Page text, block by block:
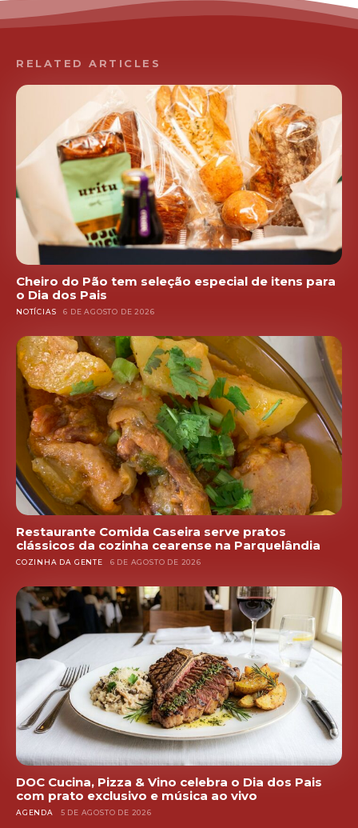
RELATED ARTICLES
Cheiro do Pão tem seleção especial de itens para
o Dia dos Pais
NOTÍCIAS 6 DE AGOSTO DE 2026
Restaurante Comida Caseira serve pratos
clássicos da cozinha cearense na Parquelândia
COZINHA DA GENTE 6 DE AGOSTO DE 2026
DOC Cucina, Pizza & Vino celebra o Dia dos Pais
com prato exclusivo e música ao vivo
AGENDA 5 DE AGOSTO DE 2026